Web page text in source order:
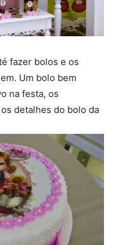
fazer bolos e os
Um bolo bem
na festa, os
detalhes do bolo da